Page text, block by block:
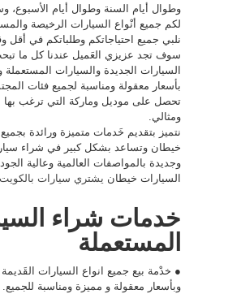
وطوال أيام السنة وطوال أيام الأسبوع،
لكم جميع أنْواع السيارات الرخيصة
نلبي جميع احتياجاتكم وطلباتكم في أقل
سوف تجد عزيزي العَميل عندنا كل ما
السيارات الجديدة والسيارات المستعملة
بأسعار معقولة ومناسبة لجميع فئات
تحصل على موديل وماركة التي ترغب
ومثالي.
نتميز بتقديم خَدمات متميزة ورائدة
خيطان وتساعد بشكل كبير في شراء
وجديدة بالمواصفات العالمية وعالية
السيارات خيطان يشتري سيارات بالكويت
خدمات شراء
المستعملة
● خدْمة بيع جميع انواع السيارات القَديمة
وبأسعار معقولة و مميزة ومناسبة للجميع.